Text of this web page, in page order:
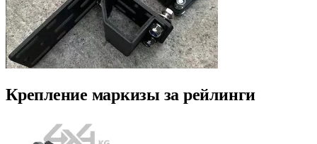
Крепление маркизы за рейлинги